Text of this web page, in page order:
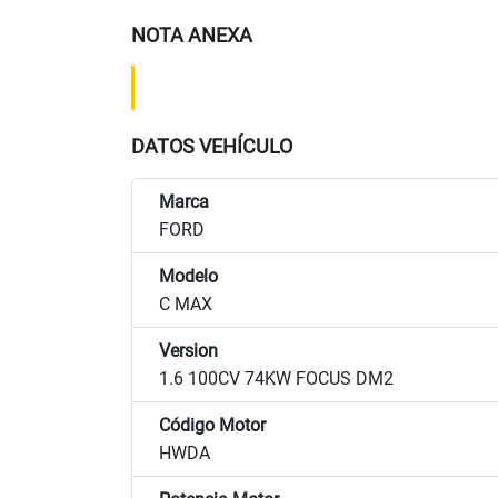
NOTA ANEXA
DATOS VEHÍCULO
Marca
FORD
Modelo
C MAX
Version
1.6 100CV 74KW FOCUS DM2
Código Motor
HWDA